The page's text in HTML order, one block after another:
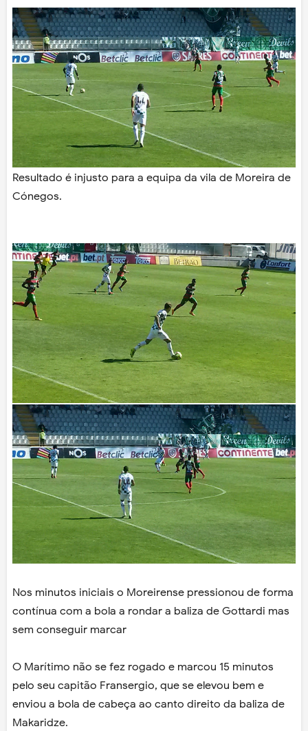
Resultado é injusto para a equipa da vila de Moreira de
Cónegos.
Nos minutos iniciais o Moreirense pressionou de forma
contínua com a bola a rondar a baliza de Gottardi mas
sem conseguir marcar
O Marítimo não se fez rogado e marcou 15 minutos
pelo seu capitão Fransergio, que se elevou bem e
enviou a bola de cabeça ao canto direito da baliza de
Makaridze.